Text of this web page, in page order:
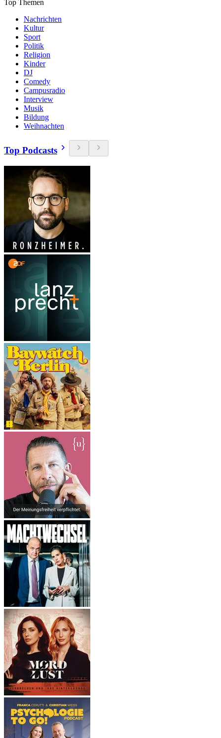
Top Themen
Nachrichten
Kultur
Sport
Politik
Religion
Kinder
DJ
Comedy
Campusradio
Interview
Musik
Bildung
Weihnachten
Top Podcasts